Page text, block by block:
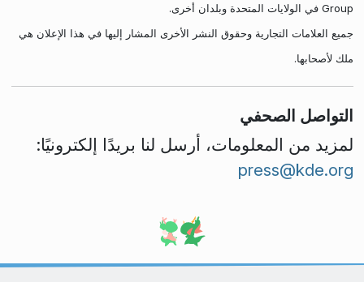
Group في الولايات المتحدة وبلدان أخرى.
جميع العلامات التجارية وحقوق النشر الأخرى المشار إليها في هذا الإعلان هي
ملك لأصحابها.
التواصل الصحفي
لمزيد من المعلومات، أرسل لنا بريدًا إلكترونيًا:
press@kde.org